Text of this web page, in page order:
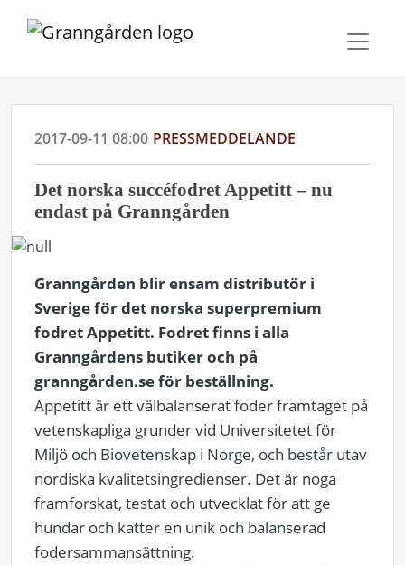
2017-09-11 08:00 PRESSMEDDELANDE
Det norska succéfodret Appetitt – nu
endast på Granngården
Granngården blir ensam distributör i
Sverige för det norska superpremium
fodret Appetitt. Fodret finns i alla
Granngårdens butiker och på
granngården.se för beställning.
Appetitt är ett välbalanserat foder framtaget på
vetenskapliga grunder vid Universitetet för
Miljö och Biovetenskap i Norge, och består utav
nordiska kvalitetsingredienser. Det är noga
framforskat, testat och utvecklat för att ge
hundar och katter en unik och balanserad
fodersammansättning.